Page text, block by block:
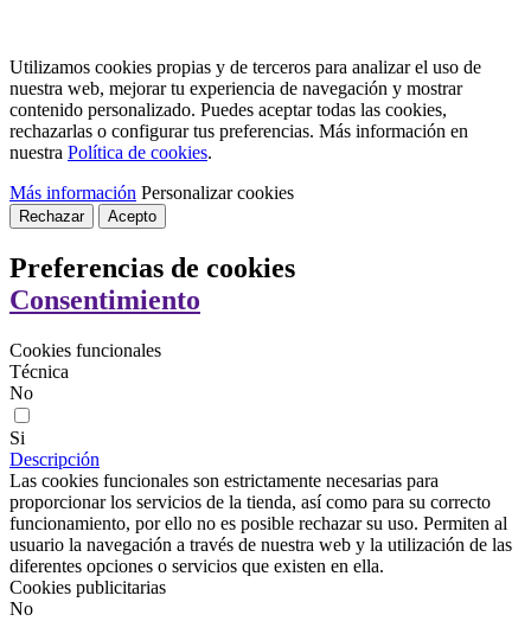
Utilizamos cookies propias y de terceros para analizar el uso de
nuestra web, mejorar tu experiencia de navegación y mostrar
contenido personalizado. Puedes aceptar todas las cookies,
rechazarlas o configurar tus preferencias. Más información en
nuestra Política de cookies.
Más información Personalizar cookies
Rechazar Acepto
Preferencias de cookies
Consentimiento
Cookies funcionales
Técnica
No
Si
Descripción
Las cookies funcionales son estrictamente necesarias para
proporcionar los servicios de la tienda, así como para su correcto
funcionamiento, por ello no es posible rechazar su uso. Permiten al
usuario la navegación a través de nuestra web y la utilización de las
diferentes opciones o servicios que existen en ella.
Cookies publicitarias
No